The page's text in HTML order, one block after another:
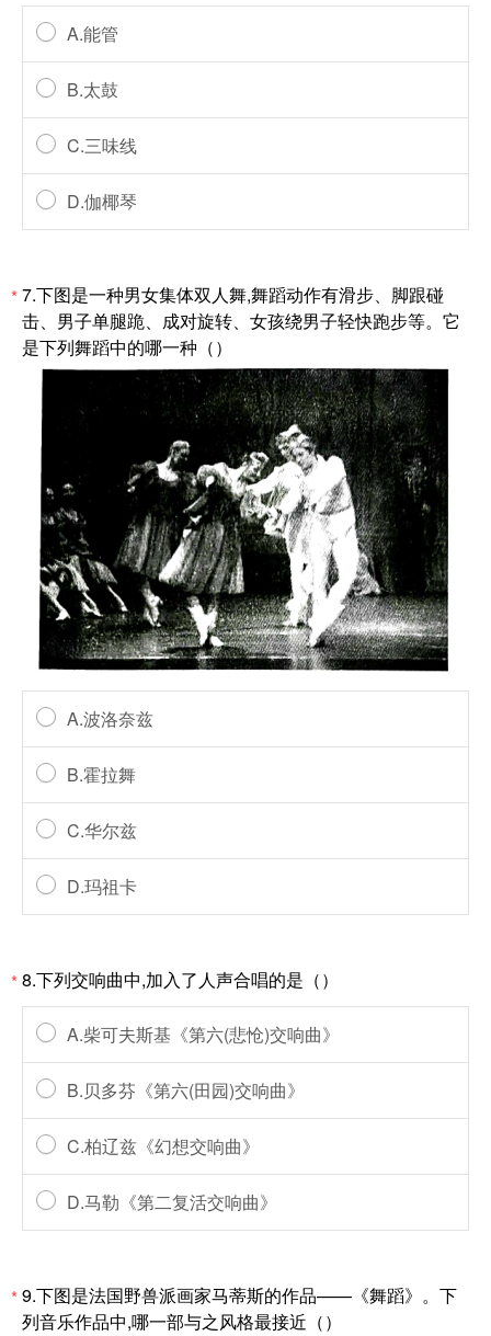
A.能管
B.太鼓
C.三味线
D.伽椰琴
*7.下图是一种男女集体双人舞,舞蹈动作有滑步、脚跟碰
击、男子单腿跪、成对旋转、女孩绕男子轻快跑步等。它
是下列舞蹈中的哪一种（）
A.波洛奈兹
B.霍拉舞
C.华尔兹
D.玛祖卡
*8.下列交响曲中,加入了人声合唱的是（）
A.柴可夫斯基《第六(悲怆)交响曲》
B.贝多芬《第六(田园)交响曲》
C.柏辽兹《幻想交响曲》
D.马勒《第二复活交响曲》
*9.下图是法国野兽派画家马蒂斯的作品——《舞蹈》。下
列音乐作品中,哪一部与之风格最接近（）